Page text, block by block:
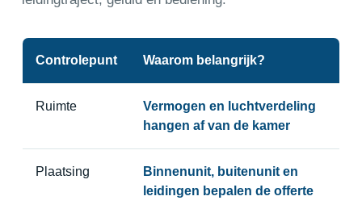
Controlepunt Waarom belangrijk?
Ruimte
Vermogen en luchtverdeling
hangen af van de kamer
Plaatsing
Binnenunit, buitenunit en
leidingen bepalen de offerte